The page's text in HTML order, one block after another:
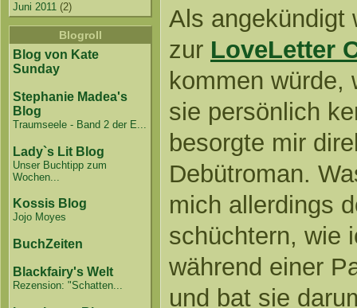
Juni 2011 (2)
Blogroll
Blog von Kate
Sunday
Stephanie Madea's
Blog
Traumseele - Band 2 der E...
Lady`s Lit Blog
Unser Buchtipp zum
Wochen...
Kossis Blog
Jojo Moyes
BuchZeiten
Blackfairy's Welt
Rezension: "Schatten...
Als angekündigt
zur LoveLetter
kommen würde,
sie persönlich
besorgte mir
Debütroman.
mich allerdings
schüchtern, wie
während einer
und bat sie